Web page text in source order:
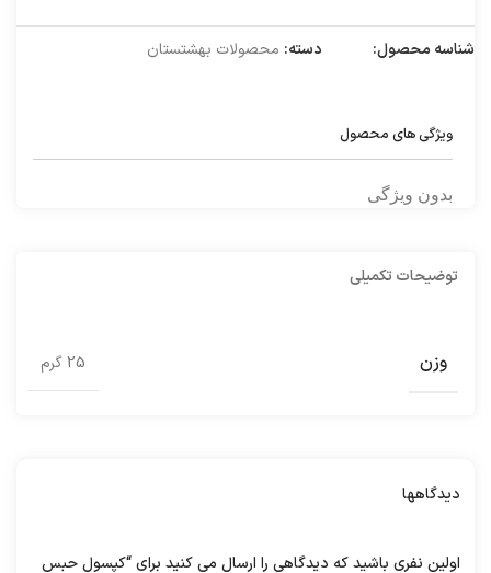
شناسه محصول: دسته: محصولات بهشتستان
ویژگی های محصول
بدون ویژگی
توضیحات تکمیلی
وزن 25 گرم
دیدگاهها
اولین نفری باشید که دیدگاهی را ارسال می کنید برای “کپسول حبس